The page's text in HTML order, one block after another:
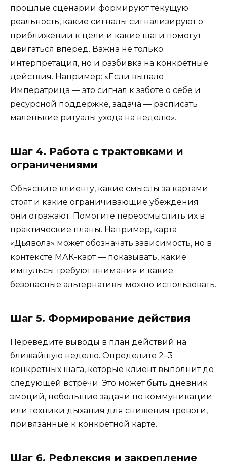
прошлые сценарии формируют текущую
реальность, какие сигналы сигнализируют о
приближении к цели и какие шаги помогут
двигаться вперед. Важна не только
интерпретация, но и разбивка на конкретные
действия. Например: «Если выпало
Императрица — это сигнал к заботе о себе и
ресурсной поддержке, задача — расписать
маленькие ритуалы ухода на неделю».
Шаг 4. Работа с трактовками и
ограничениями
Объясните клиенту, какие смыслы за картами
стоят и какие ограничивающие убеждения
они отражают. Помогите переосмыслить их в
практические планы. Например, карта
«Дьявола» может обозначать зависимость, но в
контексте МАК-карт — показывать, какие
импульсы требуют внимания и какие
безопасные альтернативы можно использовать.
Шаг 5. Формирование действия
Переведите выводы в план действий на
ближайшую неделю. Определите 2–3
конкретных шага, которые клиент выполнит до
следующей встречи. Это может быть дневник
эмоций, небольшие задачи по коммуникации
или техники дыхания для снижения тревоги,
привязанные к конкретной карте.
Шаг 6. Рефлексия и закрепление